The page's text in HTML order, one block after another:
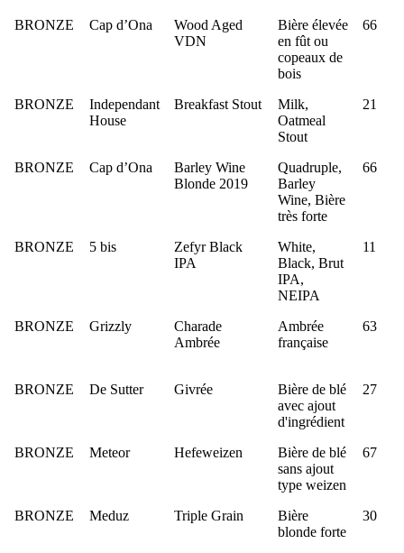
BRONZE Cap d’Ona
Wood Aged
VDN
Bière élevée
en fût ou
copeaux de
bois
66
BRONZE
Independant
House
Breakfast Stout
Milk,
Oatmeal
Stout
21
BRONZE Cap d’Ona
Barley Wine
Blonde 2019
Quadruple,
Barley
Wine, Bière
très forte
66
BRONZE 5 bis
Zefyr Black
IPA
White,
Black, Brut
IPA,
NEIPA
11
BRONZE Grizzly
Charade
Ambrée
Ambrée
française
63
BRONZE De Sutter Givrée
Bière de blé
avec ajout
d'ingrédient
27
BRONZE Meteor Hefeweizen
Bière de blé
sans ajout
type weizen
67
BRONZE Meduz Triple Grain
Bière
blonde forte
30